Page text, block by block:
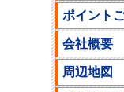
ポイント
会社概要
周辺地図